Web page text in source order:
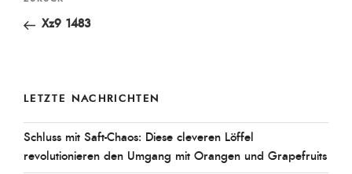
BeitragXz9 1483
LETZTE NACHRICHTEN
Schluss mit Saft-Chaos: Diese cleveren Löffel
revolutionieren den Umgang mit Orangen und Grapefruits